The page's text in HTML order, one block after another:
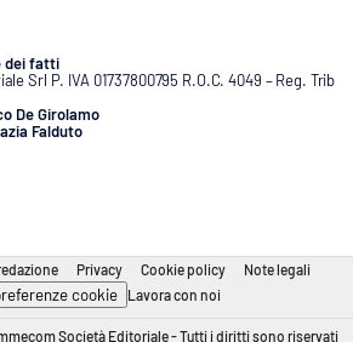
dei fatti
Srl P. IVA 01737800795 R.O.C. 4049 – Reg. Trib
De Girolamo
Falduto
Privacy Cookie policy Note legali
cookie Lavora con noi
Società Editoriale - Tutti i diritti sono riservati